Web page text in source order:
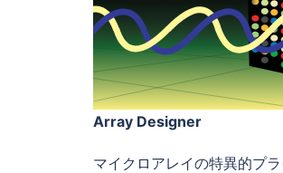
Array Designer
マイクロアレイの特異的プ